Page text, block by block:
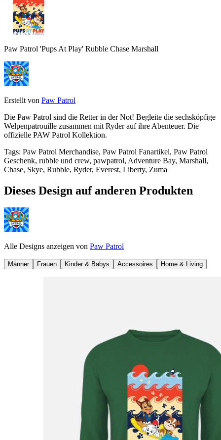
Paw Patrol 'Pups At Play' Rubble Chase Marshall
Erstellt von Paw Patrol
Die Paw Patrol sind die Retter in der Not! Begleite die sechsköpfige
Welpenpatrouille zusammen mit Ryder auf ihre Abenteuer. Die
offizielle PAW Patrol Kollektion.
Tags: Paw Patrol Merchandise, Paw Patrol Fanartikel, Paw Patrol
Geschenk, rubble und crew, pawpatrol, Adventure Bay, Marshall,
Chase, Skye, Rubble, Ryder, Everest, Liberty, Zuma
Dieses Design auf anderen Produkten
Alle Designs anzeigen von Paw Patrol
Männer Frauen Kinder & Babys Accessoires Home & Living